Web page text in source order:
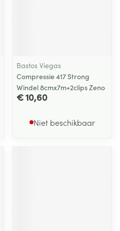
Bastos Viegas
Compressie 417 Strong
Windel 8cmx7m+2clips Zeno
€ 10,60
Niet beschikbaar